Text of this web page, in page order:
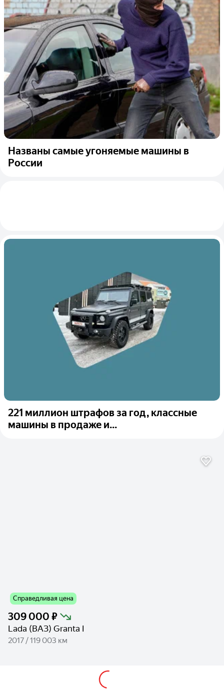
Названы самые угоняемые машины в
России
221 миллион штрафов за год, классные
машины в продаже и...
Справедливая цена
309 000 ₽
Lada (ВАЗ) Granta I
2017 / 119 003 км